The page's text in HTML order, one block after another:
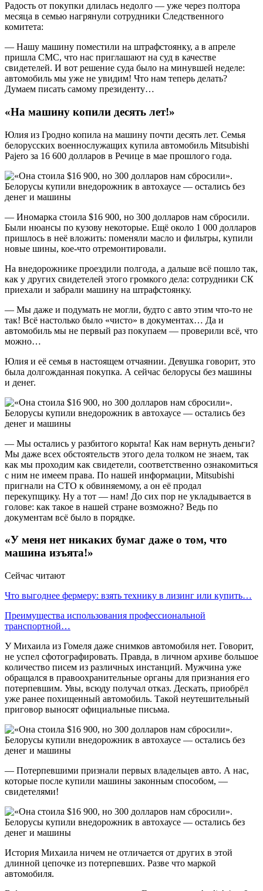
Радость от покупки длилась недолго — уже через полтора
месяца в семью нагрянули сотрудники Следственного
комитета:
— Нашу машину поместили на штрафстоянку, а в апреле
пришла СМС, что нас приглашают на суд в качестве
свидетелей. И вот решение суда было на минувшей неделе:
автомобиль мы уже не увидим! Что нам теперь делать?
Думаем писать самому президенту…
«На машину копили десять лет!»
Юлия из Гродно копила на машину почти десять лет. Семья
белорусских военнослужащих купила автомобиль Mitsubishi
Pajero за 16 600 долларов в Речице в мае прошлого года.
— Иномарка стоила $16 900, но 300 долларов нам сбросили.
Были нюансы по кузову некоторые. Ещё около 1 000 долларов
пришлось в неё вложить: поменяли масло и фильтры, купили
новые шины, кое-что отремонтировали.
На внедорожнике проездили полгода, а дальше всё пошло так,
как у других свидетелей этого громкого дела: сотрудники СК
приехали и забрали машину на штрафстоянку.
— Мы даже и подумать не могли, будто с авто этим что-то не
так! Всё настолько было «чисто» в документах… Да и
автомобиль мы не первый раз покупаем — проверили всё, что
можно…
Юлия и её семья в настоящем отчаянии. Девушка говорит, это
была долгожданная покупка. А сейчас белорусы без машины
и денег.
— Мы остались у разбитого корыта! Как нам вернуть деньги?
Мы даже всех обстоятельств этого дела толком не знаем, так
как мы проходим как свидетели, соответственно ознакомиться
с ним не имеем права. По нашей информации, Mitsubishi
пригнали на СТО к обвиняемому, а он её продал
перекупщику. Ну а тот — нам! До сих пор не укладывается в
голове: как такое в нашей стране возможно? Ведь по
документам всё было в порядке.
«У меня нет никаких бумаг даже о том, что
машина изъята!»
Сейчас читают
Что выгоднее фермеру: взять технику в лизинг или купить…
Преимущества использования профессиональной
транспортной…
У Михаила из Гомеля даже снимков автомобиля нет. Говорит,
не успел сфотографировать. Правда, в личном архиве большое
количество писем из различных инстанций. Мужчина уже
обращался в правоохранительные органы для признания его
потерпевшим. Увы, всюду получал отказ. Дескать, приобрёл
уже ранее похищенный автомобиль. Такой неутешительный
приговор выносят официальные письма.
— Потерпевшими признали первых владельцев авто. А нас,
которые после купили машины законным способом, —
свидетелями!
История Михаила ничем не отличается от других в этой
длинной цепочке из потерпевших. Разве что маркой
автомобиля.